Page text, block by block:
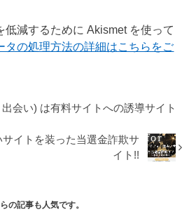
低減するために Akismet を使って
タの処理方法の詳細はこちらをご
会い) は有料サイトへの誘導サイト
イトを装った当選金詐欺サ
イト!!
の記事も人気です。